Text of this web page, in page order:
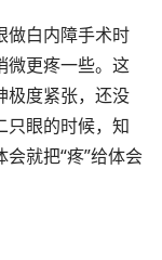
做白内障手术时
微更疼一些。这
极度紧张，还没
只眼的时候，知
就把“疼”给体会